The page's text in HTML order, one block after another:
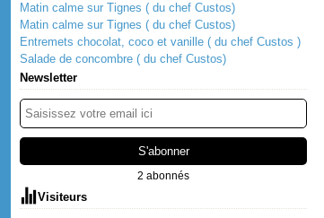
Matin calme sur Tignes ( du chef Custos)
Matin calme sur Tignes ( du chef Custos)
Entremets chocolat, coco et vanille ( du chef Custos )
Salade de concombre ( du chef Custos)
Newsletter
2 abonnés
Visiteurs